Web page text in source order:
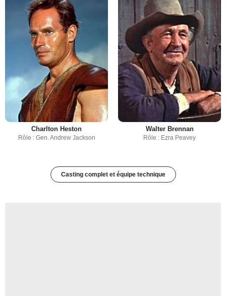
Charlton Heston
Rôle : Gen. Andrew Jackson
Walter Brennan
Rôle : Ezra Peavey
Casting complet et équipe technique